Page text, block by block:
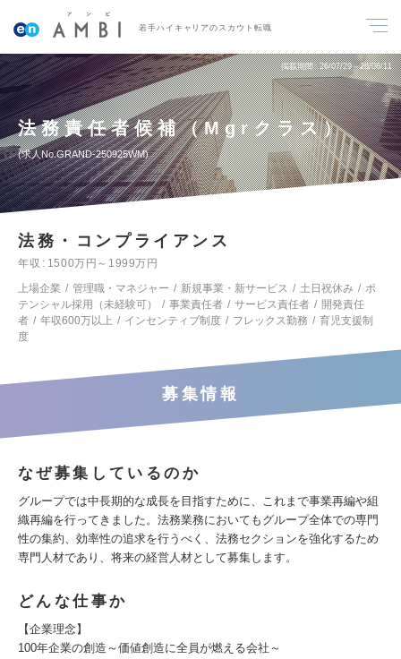
若手ハイキャリアのスカウト転職
掲載期間 26/07/29～26/08/11
法務責任者候補（Mgrクラス）
求人No.GRAND-250925WM
法務・コンプライアンス
年収
1500万円～1999万円
上場企業
管理職・マネジャー 新規事業・新サービス 土日祝休み
ポ
テンシャル採用（未経験可）
事業責任者 サービス責任者
開発責任
者
年収600万以上 インセンティブ制度 フレックス勤務
育児支援制
度
募集情報
なぜ募集しているのか
グループでは中長期的な成長を目指すために、これまで事業再編や組
織再編を行ってきました。法務業務においてもグループ全体での専門
性の集約、効率性の追求を行うべく、法務セクションを強化するため
専門人材であり、将来の経営人材として募集します。
どんな仕事か
【企業理念】
100年企業の創造～価値創造に全員が燃える会社～